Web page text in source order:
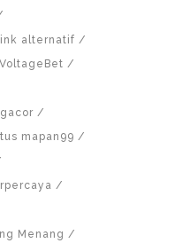
alternatif
mapan99
Menang